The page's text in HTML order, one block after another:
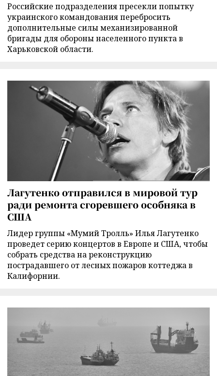
Российские подразделения пресекли попытку
украинского командования перебросить
дополнительные силы механизированной
бригады для обороны населенного пункта в
Харьковской области.
Лагутенко отправился в мировой тур
ради ремонта сгоревшего особняка в
США
Лидер группы «Мумий Тролль» Илья Лагутенко
проведет серию концертов в Европе и США, чтобы
собрать средства на реконструкцию
пострадавшего от лесных пожаров коттеджа в
Калифорнии.